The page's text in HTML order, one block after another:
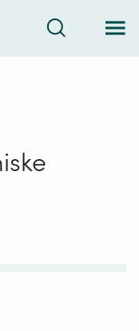
Søk